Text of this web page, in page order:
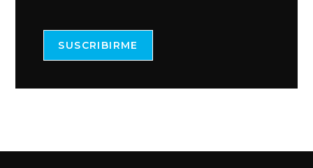
SUSCRIBIRME